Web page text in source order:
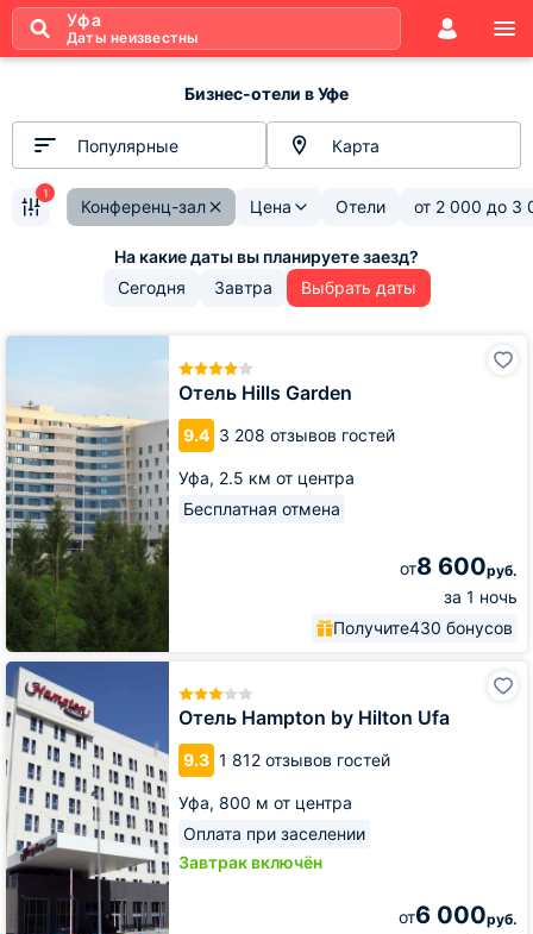
Уфа
Даты неизвестны
Бизнес-отели в Уфе
Популярные Карта
Конференц-зал Цена Отели от 2 000 до 3
1
Сегодня Завтра Выбрать даты
Отель Hills Garden
9.4 3 208 отзывов гостей
Уфа, 2.5 км от центра
Бесплатная отмена
от8 600руб.
за 1 ночь
Получите430 бонусов
Отель
Отель Hampton by Hilton Ufa
9.3 1 812 отзывов гостей
Уфа, 800 м от центра
Оплата при заселении
Завтрак включён
от6 000руб.
Отель
Hampton
by
Hilton
Ufa